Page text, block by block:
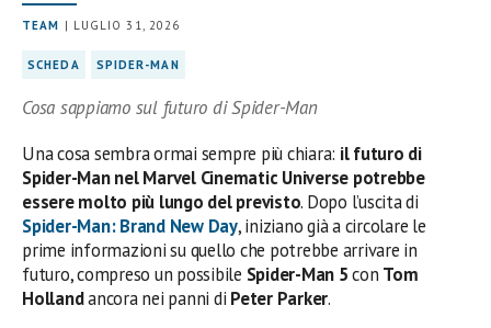
TEAM | LUGLIO 31, 2026
SCHEDA SPIDER-MAN
Cosa sappiamo sul futuro di Spider-Man
Una cosa sembra ormai sempre più chiara: il futuro di
Spider-Man nel Marvel Cinematic Universe potrebbe
essere molto più lungo del previsto. Dopo l’uscita di
Spider-Man: Brand New Day, iniziano già a circolare le
prime informazioni su quello che potrebbe arrivare in
futuro, compreso un possibile Spider-Man 5con Tom
Hollandancora nei panni di Peter Parker.